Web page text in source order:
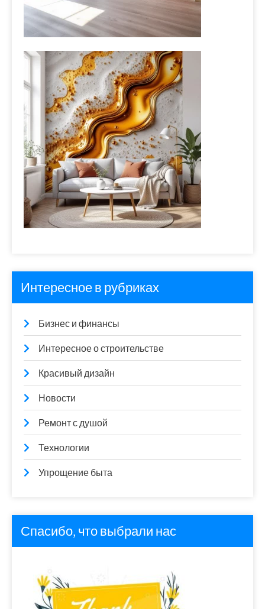
Интересное в рубриках
Бизнес и финансы
Интересное о строительстве
Красивый дизайн
Новости
Ремонт с душой
Технологии
Упрощение быта
Спасибо, что выбрали нас